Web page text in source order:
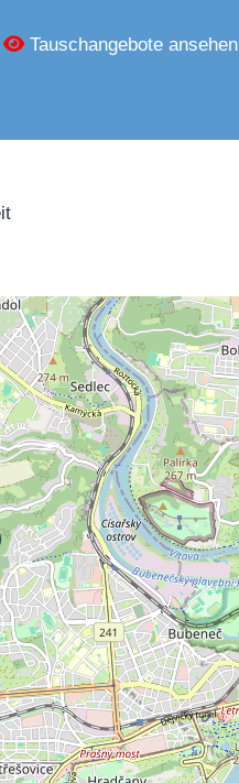
Tauschangebote ansehen